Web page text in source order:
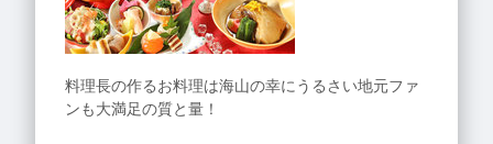
料理長の作るお料理は海山の幸にうるさい地元ファ
ンも大満足の質と量！